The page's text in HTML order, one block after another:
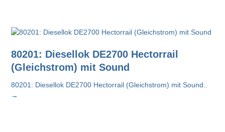
80201: Diesellok DE2700 Hectorrail
(Gleichstrom) mit Sound
80201: Diesellok DE2700 Hectorrail (Gleichstrom) mit Sound..
→